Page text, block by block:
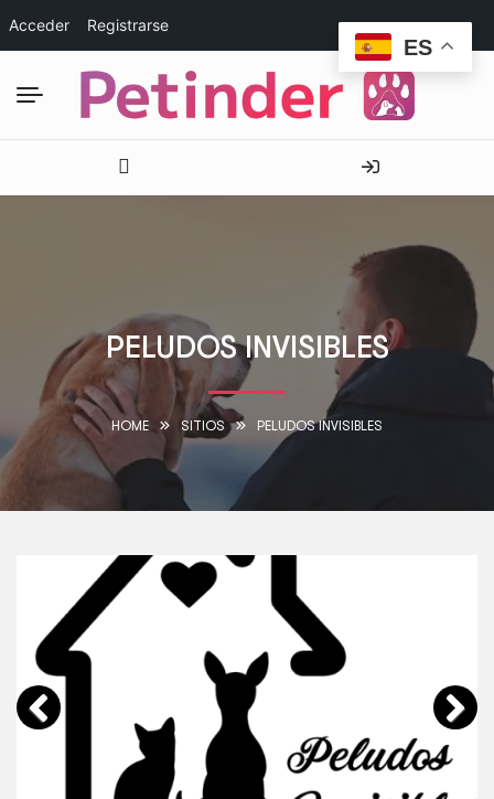
Acceder Registrarse
PELUDOS INVISIBLES
HOME SITIOS PELUDOS INVISIBLES
ES